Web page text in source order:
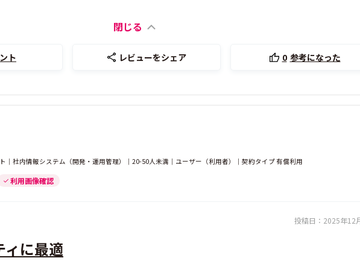
閉じる
ト レビューをシェア 0 参考になった
｜社内情報システム（開発・運用管理）｜20-50人未満｜ユーザー（利用者）｜契約タイプ 有償利用
利用画像確認
投稿日： 2025年12
ィに最適